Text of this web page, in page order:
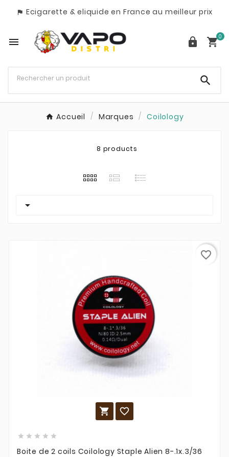
 Ecigarette & eliquide en France au meilleur prix
  0

Accueil Marques Coilology
8 products

 
    
Boite de 2 coils Coilology Staple Alien 8-.1x.3/36
favorite_border